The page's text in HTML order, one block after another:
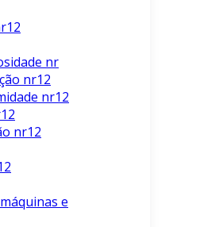
nr
nr12
nr12
nr12
e